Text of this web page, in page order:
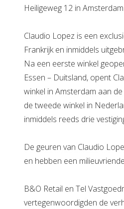
Heiligeweg 12 in Amsterdam
Claudio Lopez is een
Frankrijk en inmiddels
Na een eerste winkel
Essen – Duitsland, opent
winkel in Amsterdam aan
de tweede winkel in
inmiddels reeds drie
De geuren van Claudio
en hebben een
B&O Retail en Tel
vertegenwoordigden de